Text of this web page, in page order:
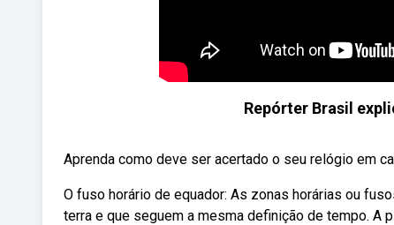
Repórter Brasil
Aprenda como deve ser acertado o seu relógio em
O fuso horário de equador: As zonas horárias ou
terra e que seguem a mesma definição de tempo.